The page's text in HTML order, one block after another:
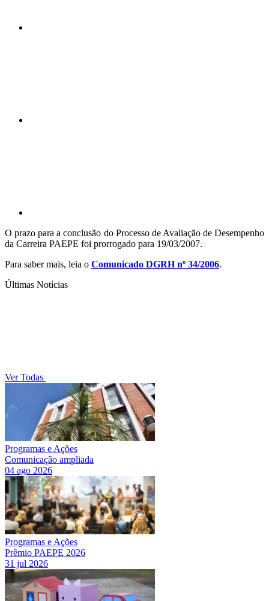
O prazo para a conclusão do Processo de Avaliação de Desempenho
da Carreira PAEPE foi prorrogado para 19/03/2007.
Para saber mais, leia o Comunicado DGRH nº 34/2006.
Últimas Notícias
Ver Todas
Programas e Ações
Comunicação ampliada
04 ago 2026
Programas e Ações
Prêmio PAEPE 2026
31 jul 2026